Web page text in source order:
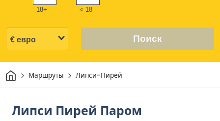
18+ < 18
Поиск
ДомМаршруты Липси-Пирей
Липси Пирей Паром